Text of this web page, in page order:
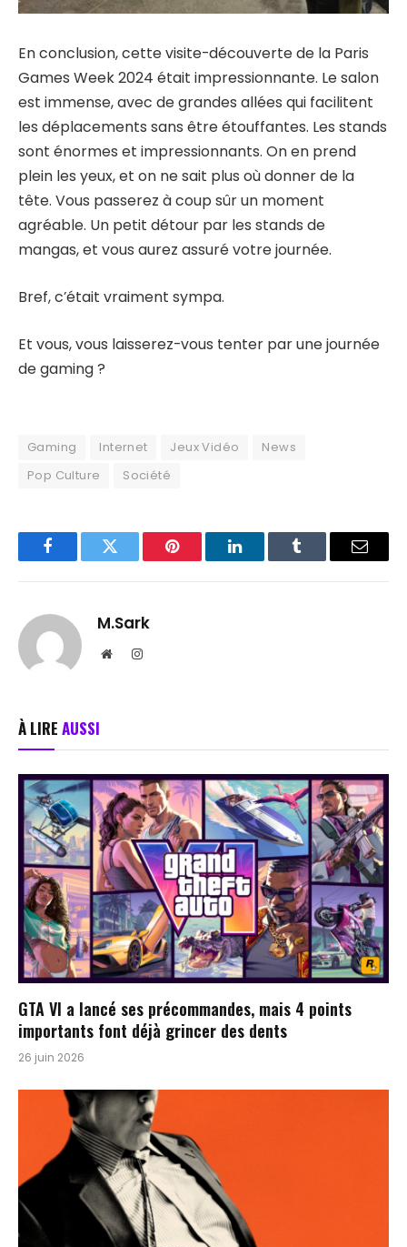
En conclusion, cette visite-découverte de la Paris
Games Week 2024 était impressionnante. Le salon
est immense, avec de grandes allées qui facilitent
les déplacements sans être étouffantes. Les stands
sont énormes et impressionnants. On en prend
plein les yeux, et on ne sait plus où donner de la
tête. Vous passerez à coup sûr un moment
agréable. Un petit détour par les stands de
mangas, et vous aurez assuré votre journée.
Bref, c’était vraiment sympa.
Et vous, vous laisserez-vous tenter par une journée
de gaming ?
Gaming Internet Jeux Vidéo
News
Pop Culture
Société
FacebookTwitter Pinterest LinkedInTumblr Email
M.Sark
WebsiteInstagram
À LIRE AUSSI
GTA VI a lancé ses précommandes, mais 4 points
importants font déjà grincer des dents
26 juin 2026